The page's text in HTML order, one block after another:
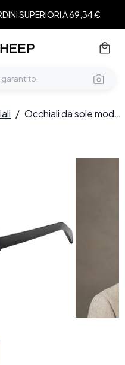
SUPERIORI A 69,34 €
/ Occhiali da sole modello aviatore in acetato nero #BS2012-1328